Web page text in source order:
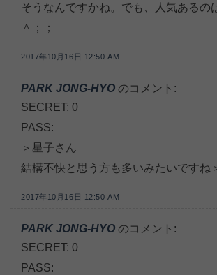
そうなんですかね。でも、人気あるの
＾；；
2017年10月16日 12:50 AM
PARK JONG-HYO のコメント:
SECRET: 0
PASS:
＞星子さん
結構不快と思う方も多いみたいですね
2017年10月16日 12:50 AM
PARK JONG-HYO のコメント:
SECRET: 0
PASS: